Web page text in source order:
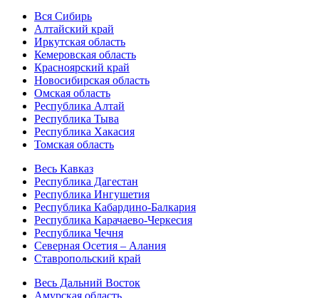
Вся Сибирь
Алтайский край
Иркутская область
Кемеровская область
Красноярский край
Новосибирская область
Омская область
Республика Алтай
Республика Тыва
Республика Хакасия
Томская область
Весь Кавказ
Республика Дагестан
Республика Ингушетия
Республика Кабардино-Балкария
Республика Карачаево-Черкесия
Республика Чечня
Северная Осетия – Алания
Ставропольский край
Весь Дальний Восток
Амурская область